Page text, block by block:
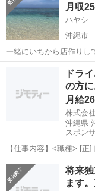
月収
ハヤシ
沖縄市
一緒にいちから店作りし
店長としてメニュー作り
店を作りましょう！ 物
ルの上履歴書持参で面接
飲食
ドラ
の方
月給
株式会
沖縄県
スポン
【仕事内容】<職種> [正
ドライバー補助 <雇用形
交通費:一部支給 交通費
265650円...
正社員
将来
ます